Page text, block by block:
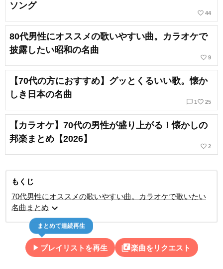
ソング
favorite_border 44
80代男性にオススメの歌いやすい曲。カラオケで
披露したい昭和の名曲
favorite_border 9
【70代の方におすすめ】グッとくるいい歌。懐か
しき日本の名曲
chat_bubble_outline 1 favorite_border 25
【カラオケ】70代の男性が盛り上がる！懐かしの
邦楽まとめ【2026】
favorite_border 2
もくじ
70代男性にオススメの歌いやすい曲。カラオケで歌いたい
名曲まとめ expand_more
play_arrow プレイリストを再生
まとめて連続再生
library_music楽曲をリクエスト